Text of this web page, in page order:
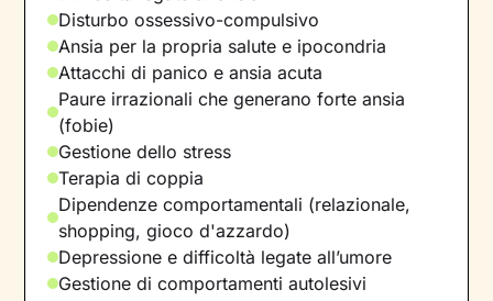
Disturbo ossessivo-compulsivo
Ansia per la propria salute e ipocondria
Attacchi di panico e ansia acuta
Paure irrazionali che generano forte ansia
(fobie)
Gestione dello stress
Terapia di coppia
Dipendenze comportamentali (relazionale,
shopping, gioco d'azzardo)
Depressione e difficoltà legate all’umore
Gestione di comportamenti autolesivi